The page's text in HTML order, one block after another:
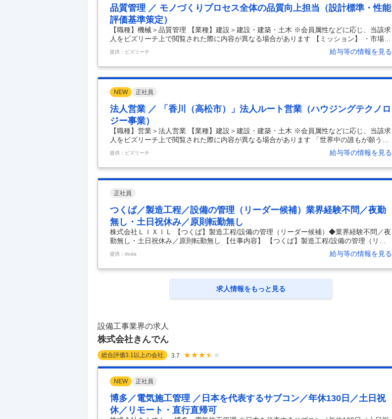
品質管理 ／ モノづくりプロセス全体の品質向上担当（設計標準・性能
評価基準策定）
【職種】機械＞品質管理 【業種】建設＞建設・建築・土木 ※会員属性などに応じ、当該求
人をビズリーチ上で閲覧された際に内容が異なる場合があります 【ミッション】 ・市場で
発生する製品不具合の根本原因を徹底的に究明し、設計標準や再発防止に向けた性能・信
憑性評価の策定、改善をリードします。 ・LIXILの品質を支える重要なミッションを推進す
る標準推進グループの一員として、組織全体の品質向上、品質技術の全社導入に向けたリ
設計⇒検証⇒品質評
提供：ビズリーチ 給与等の情報を見る
NEW 正社員
法人営業 ／ 「香川（高松市）」法人ルート営業（ハウジングテクノロ
ジー事業）
【職種】営業＞法人営業 【業種】建設＞建設・建築・土木 ※会員属性などに応じ、当該求
人をビズリーチ上で閲覧された際に内容が異なる場合があります 「世界中の誰もが願う、
豊かで快適な住まいの実現」 LIXILは日本のものづくりの伝統を礎に、世界をリードする技
術やイノベーションで、日々の暮らしの課題を解決する高品質な製品をグローバルに提供
しています。 今回はハウジングテクノロジー事業で新たなメンバーを募集します。 ■職務
品を提案・
提供：ビズリーチ 給与等の情報を見る
正社員
つくば／製造工程／設備の管理（リーダー候補）業界経験不問／夜勤
無し・土日祝休み／原則転勤無し
株式会社ＬＩＸＩＬ 【つくば】製造工程/設備の管理（リーダー候補）◆業界経験不問／夜
勤無し・土日祝休み／原則転勤無し 【仕事内容】 【つくば】製造工程/設備の管理（リー
ダー候補）◆業界経験不問／夜勤無し・土日祝休み／原則転勤無し 【具体的な仕事内容】
～バスルーム壁製造工程を担当／次世代リーダー候補を募集／東証プライム・業界シェアN
o.1メーカー／福利厚生充実・ワークライフバランス◎～ ■概要： バスルームの心臓部であ
備維持管理、生産マネジメントを担っていただきます。 入社後はまず、設備の維持管理や
提供：doda 給与等の情報を見る
求人情報をもっと見る
設備工事業界の求人
株式会社きんでん
総合評価3.1 以上の会社 3.7
NEW 正社員
博多／電気施工管理 ／日本を代表するサブコン／年休130日／土日祝
休／リモート・直行直帰可